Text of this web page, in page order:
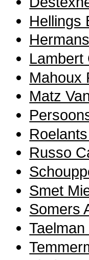
Hellings
Lambert
Mahoux
Matz
Russo
Smet
Somers